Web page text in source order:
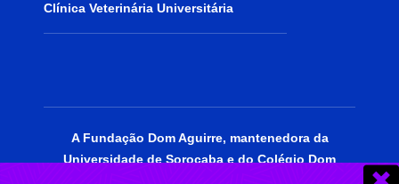
Clínica Veterinária Universitária
A Fundação Dom Aguirre, mantenedora da
Universidade de Sorocaba e do Colégio Dom